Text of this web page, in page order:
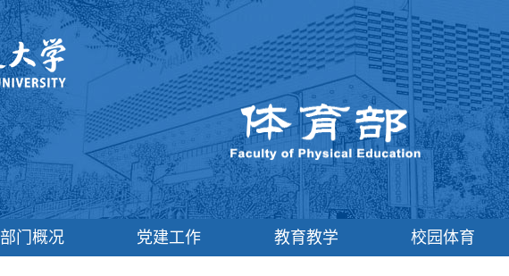
部门概况 党建工作 教育教学 校园体育